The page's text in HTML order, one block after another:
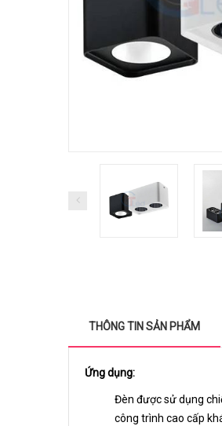
THÔNG TIN SẢN PHẨM
Ứng dụng:
Đèn được sử dụng
công trình cao cấp